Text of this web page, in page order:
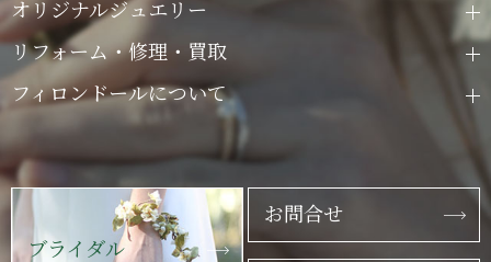
オリジナルジュエリー
リフォーム・修理・買取
フィロンドールについて
ブライダル
お問合せ